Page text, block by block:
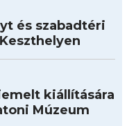
és szabadtéri
kiállítására
Múzeum